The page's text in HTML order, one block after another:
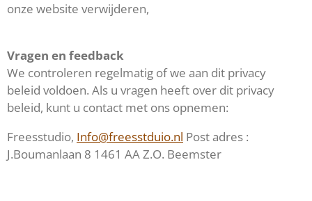
onze website verwijderen,
Vragen en feedback
We controleren regelmatig of we aan dit privacy
beleid voldoen. Als u vragen heeft over dit privacy
beleid, kunt u contact met ons opnemen:
Freesstudio, Info@freesstduio.nl Post adres :
J.Boumanlaan 8 1461 AA Z.O. Beemster